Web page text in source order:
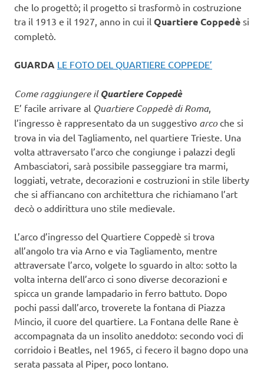
che lo progettò; il progetto si trasformò in costruzione
tra il 1913 e il 1927, anno in cui il Quartiere Coppedè si
completò.
GUARDA LE FOTO DEL QUARTIERE COPPEDE’
Come raggiungere ilQuartiere Coppedè
E’ facile arrivare al Quartiere Coppedè di Roma,
l’ingresso è rappresentato da un suggestivo arcoche si
trova in via del Tagliamento, nel quartiere Trieste. Una
volta attraversato l’arco che congiunge i palazzi degli
Ambasciatori, sarà possibile passeggiare tra marmi,
loggiati, vetrate, decorazioni e costruzioni in stile liberty
che si affiancano con architettura che richiamano l’art
decò o addirittura uno stile medievale.
L’arco d’ingresso del Quartiere Coppedè si trova
all’angolo tra via Arno e via Tagliamento, mentre
attraversate l’arco, volgete lo sguardo in alto: sotto la
volta interna dell’arco ci sono diverse decorazioni e
spicca un grande lampadario in ferro battuto. Dopo
pochi passi dall’arco, troverete la fontana di Piazza
Mincio, il cuore del quartiere. La Fontana delle Rane è
accompagnata da un insolito aneddoto: secondo voci di
corridoio i Beatles, nel 1965, ci fecero il bagno dopo una
serata passata al Piper, poco lontano.